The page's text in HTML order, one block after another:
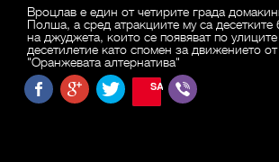
Вроцлав е един от четирите града
Полша, а сред атракциите му са
на джуджета, които се появяват по
десетилетие като спомен за движението
"Оранжевата алтернатива"
SAVE